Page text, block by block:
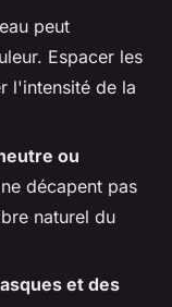
peut
Espacer les
l'intensité de la
ou
décapent pas
naturel du
et des